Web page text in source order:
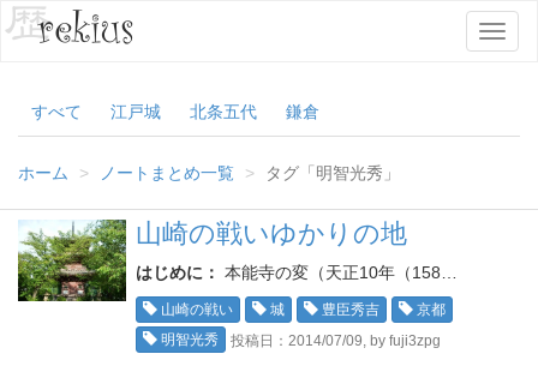
T
o
すべて 江戸城 北条五代 鎌倉
ホーム ノートまとめ一覧 タグ「明智光秀」
山崎の戦いゆかりの地
はじめに： 本能寺の変（天正10年（158…
山崎の戦い 城 豊臣秀吉
京都
明智光秀
投稿日：2014/07/09, by fuji3zpg